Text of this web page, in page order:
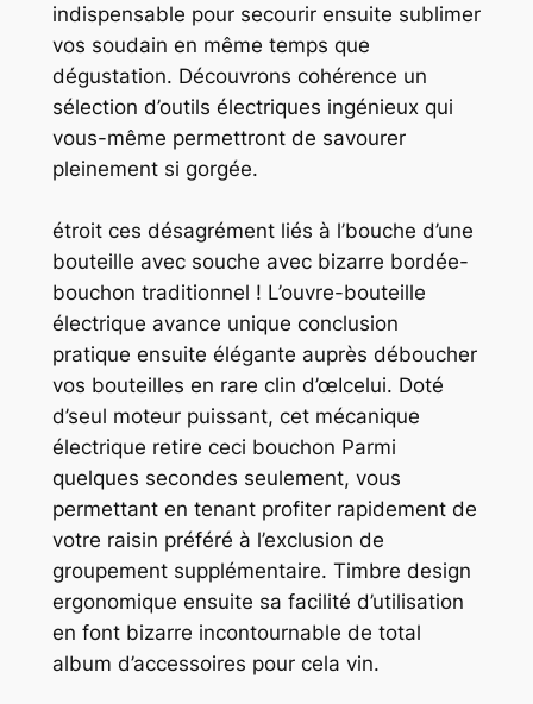
indispensable pour secourir ensuite sublimer
vos soudain en même temps que
dégustation. Découvrons cohérence un
sélection d’outils électriques ingénieux qui
vous-même permettront de savourer
pleinement si gorgée.
étroit ces désagrément liés à l’bouche d’une
bouteille avec souche avec bizarre bordée-
bouchon traditionnel ! L’ouvre-bouteille
électrique avance unique conclusion
pratique ensuite élégante auprès déboucher
vos bouteilles en rare clin d’œIcelui. Doté
d’seul moteur puissant, cet mécanique
électrique retire ceci bouchon Parmi
quelques secondes seulement, vous
permettant en tenant profiter rapidement de
votre raisin préféré à l’exclusion de
groupement supplémentaire. Timbre design
ergonomique ensuite sa facilité d’utilisation
en font bizarre incontournable de total
album d’accessoires pour cela vin.